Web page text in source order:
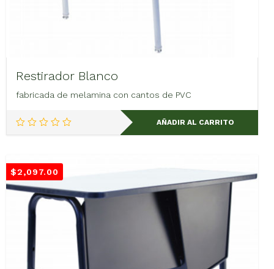
Restirador Blanco
fabricada de melamina con cantos de PVC
AÑADIR AL CARRITO
$2,097.00